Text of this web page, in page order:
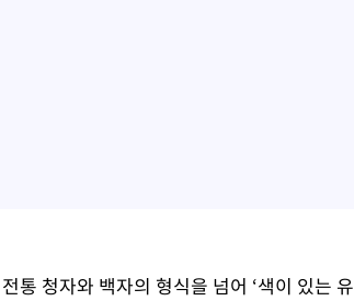
통 청자와 백자의 형식을 넘어 ‘색이 있는